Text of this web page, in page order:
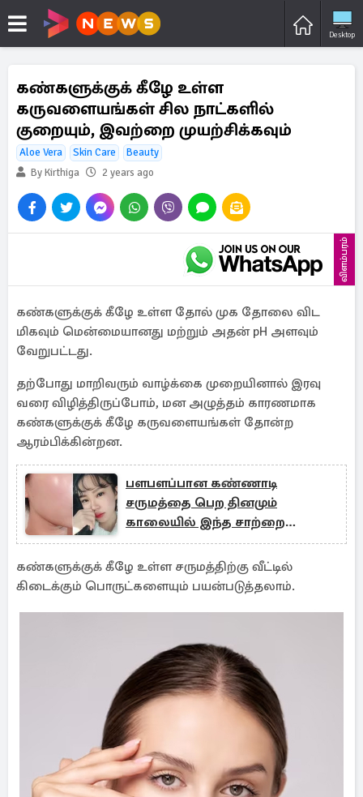
Desktop
கண்களுக்குக் கீழே உள்ள
கருவளையங்கள் சில நாட்களில்
குறையும், இவற்றை முயற்சிக்கவும்
Aloe Vera Skin Care
Beauty
By Kirthiga
2 years ago
விளம்பரம்
கண்களுக்குக் கீழே உள்ள தோல் முக தோலை விட
மிகவும் மென்மையானது மற்றும் அதன் pH அளவும்
வேறுபட்டது.
தற்போது மாறிவரும் வாழ்க்கை முறையினால் இரவு
வரை விழித்திருப்போம், மன அழுத்தம் காரணமாக
கண்களுக்குக் கீழே கருவளையங்கள் தோன்ற
ஆரம்பிக்கின்றன.
பளபளப்பான கண்ணாடி
சருமத்தை பெற தினமும்
காலையில் இந்த சாற்றை
குடிக்கவும்
கண்களுக்குக் கீழே உள்ள சருமத்திற்கு வீட்டில்
கிடைக்கும் பொருட்களையும் பயன்படுத்தலாம்.